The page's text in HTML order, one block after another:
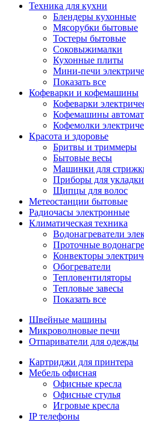
Техника для кухни
Блендеры кухонные
Мясорубки бытовые
Тостеры бытовые
Соковыжималки
Кухонные плиты
Мини-печи
Показать все
Кофеварки и кофемашины
Кофеварки
Кофемашины
Кофемолки
Красота и здоровье
Бритвы и триммеры
Бытовые весы
Машинки для
Приборы для
Щипцы для волос
Метеостанции бытовые
Радиочасы электронные
Климатическая техника
Водонагреватели
Проточные
Конвекторы
Обогреватели
Тепловентиляторы
Тепловые завесы
Показать все
Швейные машины
Микроволновые печи
Отпариватели для одежды
Картриджи для принтера
Мебель офисная
Офисные кресла
Офисные стулья
Игровые кресла
IP телефоны